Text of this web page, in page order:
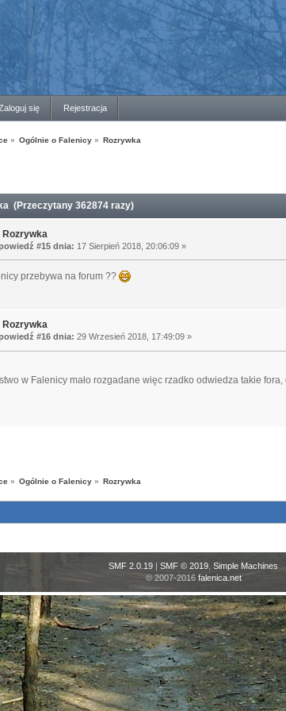
się Rejestracja
» Ogólnie o Falenicy » Rozrywka
(Przeczytany 362874 razy)
Rozrywka
#15 dnia: 17 Sierpień 2018, 20:06:09 »
przebywa na forum ??
Rozrywka
#16 dnia: 29 Wrzesień 2018, 17:49:09 »
w Falenicy mało rozgadane więc rzadko odwiedza takie
» Ogólnie o Falenicy » Rozrywka
SMF 2.0.19 | SMF © 2019 Simple Machines
© 2007-2016 falenica.net